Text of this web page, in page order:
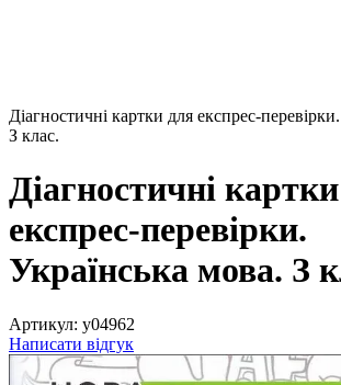
Діагностичні картки для експрес-
З клас.
Діагностичні
експрес-перевірки.
Українська мова. З
Артикул: y04962
Написати відгук